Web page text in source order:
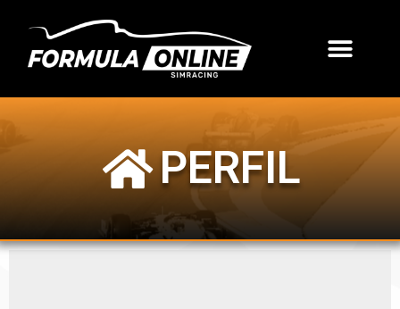
PERFIL